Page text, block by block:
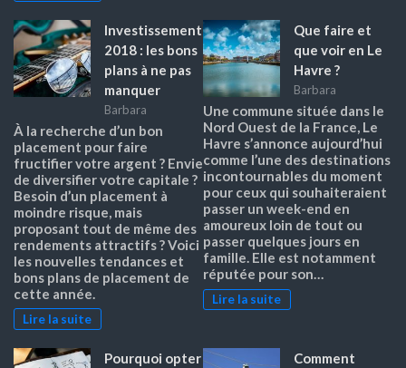
Investissement
2018 : les bons
plans à ne pas
manquer
Barbara
À la recherche d’un bon
placement pour faire
fructifier votre argent ? Envie
de diversifier votre capitale ?
Besoin d’un placement à
moindre risque, mais
proposant tout de même des
rendements attractifs ? Voici
les nouvelles tendances et
bons plans de placement de
cette année.
Lire la suite
Que faire et
que voir en Le
Havre ?
Barbara
Une commune située dans le
Nord Ouest de la France, Le
Havre s’annonce aujourd’hui
comme l’une des destinations
incontournables du moment
pour ceux qui souhaiteraient
passer un week-end en
amoureux loin de tout ou
passer quelques jours en
famille. Elle est notamment
réputée pour son…
Lire la suite
Pourquoi opter
Comment